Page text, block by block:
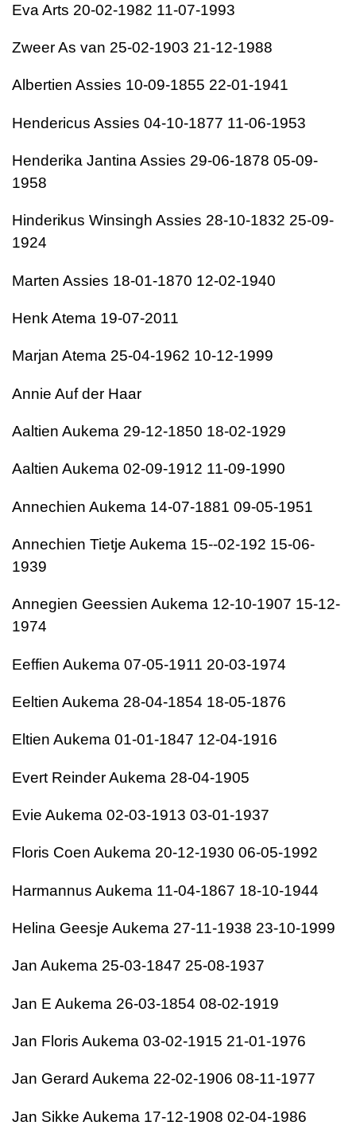
Eva Arts 20-02-1982 11-07-1993
Zweer As van 25-02-1903 21-12-1988
Albertien Assies 10-09-1855 22-01-1941
Hendericus Assies 04-10-1877 11-06-1953
Henderika Jantina Assies 29-06-1878 05-09-
1958
Hinderikus Winsingh Assies 28-10-1832 25-09-
1924
Marten Assies 18-01-1870 12-02-1940
Henk Atema 19-07-2011
Marjan Atema 25-04-1962 10-12-1999
Annie Auf der Haar
Aaltien Aukema 29-12-1850 18-02-1929
Aaltien Aukema 02-09-1912 11-09-1990
Annechien Aukema 14-07-1881 09-05-1951
Annechien Tietje Aukema 15--02-192 15-06-
1939
Annegien Geessien Aukema 12-10-1907 15-12-
1974
Eeffien Aukema 07-05-1911 20-03-1974
Eeltien Aukema 28-04-1854 18-05-1876
Eltien Aukema 01-01-1847 12-04-1916
Evert Reinder Aukema 28-04-1905
Evie Aukema 02-03-1913 03-01-1937
Floris Coen Aukema 20-12-1930 06-05-1992
Harmannus Aukema 11-04-1867 18-10-1944
Helina Geesje Aukema 27-11-1938 23-10-1999
Jan Aukema 25-03-1847 25-08-1937
Jan E Aukema 26-03-1854 08-02-1919
Jan Floris Aukema 03-02-1915 21-01-1976
Jan Gerard Aukema 22-02-1906 08-11-1977
Jan Sikke Aukema 17-12-1908 02-04-1986